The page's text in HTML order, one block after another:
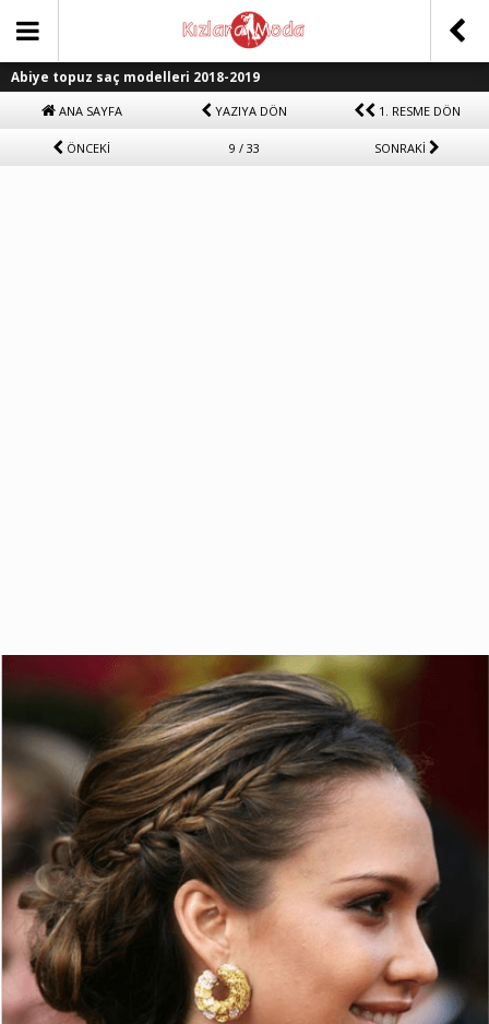
Abiye topuz saç modelleri 2018-2019
ANA SAYFA YAZIYA DÖN 1. RESME DÖN
ÖNCEKİ 9 / 33 SONRAKİ